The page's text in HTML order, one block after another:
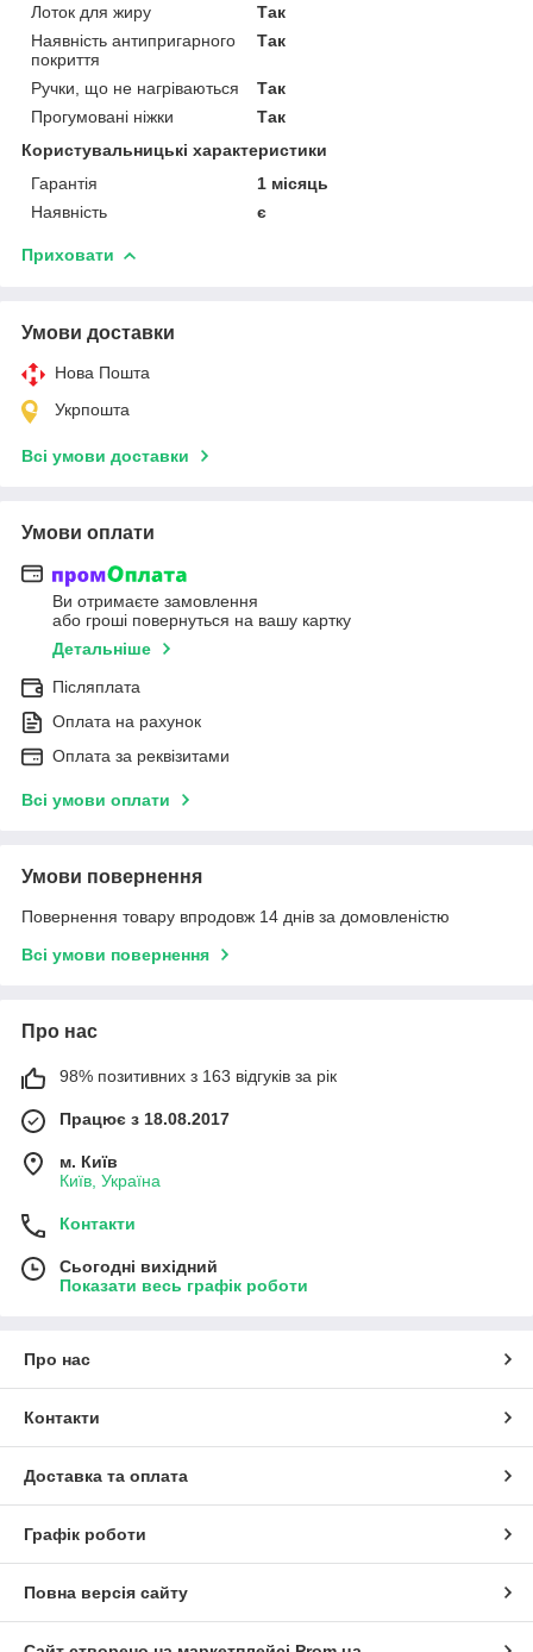
Лоток для жиру
Так
Наявність антипригарного
покриття
Так
Ручки, що не нагріваються
Так
Прогумовані ніжки
Так
Користувальницькі характеристики
Гарантія
1 місяць
Наявність
є
Приховати
Умови доставки
Нова Пошта
Укрпошта
Всі умови доставки
Умови оплати
Ви отримаєте замовлення
або гроші повернуться на вашу картку
Детальніше
Післяплата
Оплата на рахунок
Оплата за реквізитами
Всі умови оплати
Умови повернення
Повернення товару впродовж 14 днів за домовленістю
Всі умови повернення
Про нас
98% позитивних з 163 відгуків за рік
Працює з 18.08.2017
м. Київ
Київ, Україна
Контакти
Сьогодні вихідний
Показати весь графік роботи
Про нас
Контакти
Доставка та оплата
Графік роботи
Повна версія сайту